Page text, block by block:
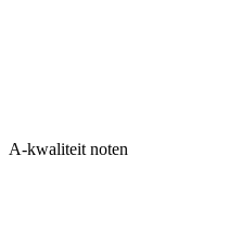
A-kwaliteit noten